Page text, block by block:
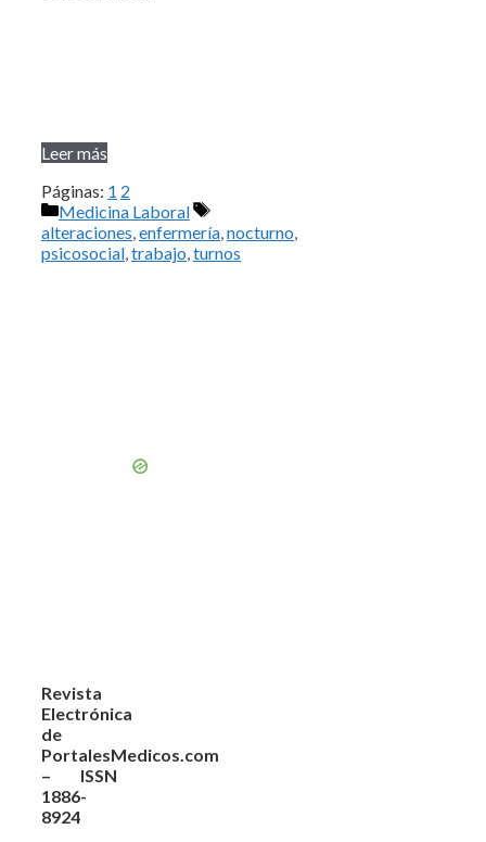
Leer más
Páginas: 1 2
Categorías
Medicina Laboral
Etiquetas
alteraciones enfermería nocturno
psicosocial trabajo turnos
Revista
Electrónica
de
PortalesMedicos.com
– ISSN
1886-
8924